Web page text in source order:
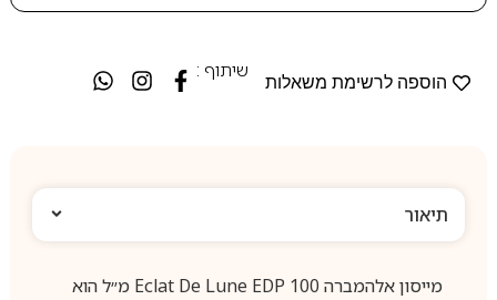
הוספה לרשימת משאלות
שיתוף :
תיאור
מייסון אלהמברה Eclat De Lune EDP 100 מ״ל הוא